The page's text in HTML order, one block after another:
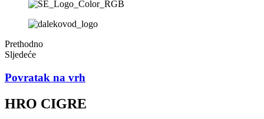
Prethodno
Sljedeće
Povratak na vrh
HRO CIGRE